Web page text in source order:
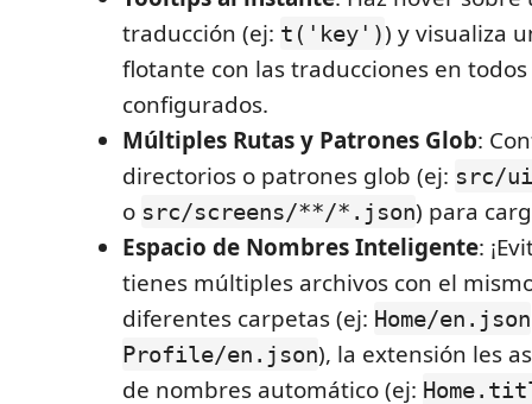
traducción (ej: t('key')) y visualiza
flotante con las traducciones en
configurados.
Múltiples Rutas y Patrones Glob:
directorios o patrones glob (ej: src/
o src/screens/**/*.json) para
Espacio de Nombres Inteligente:
tienes múltiples archivos con el
diferentes carpetas (ej: Home/en.json
Profile/en.json), la extensión les
de nombres automático (ej: